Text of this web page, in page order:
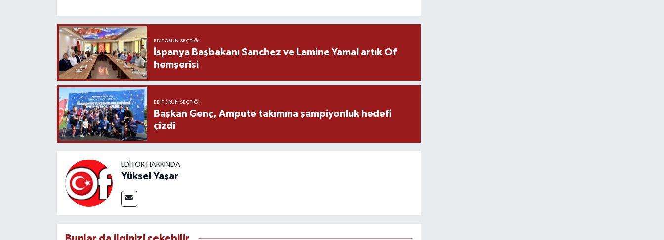
EDITÖRÜN SEÇTIĞI
İspanya Başbakanı Sanchez ve Lamine Yamal artık Of
hemşerisi
EDITÖRÜN SEÇTIĞI
Başkan Genç, Ampute takımına şampiyonluk hedefi
çizdi
EDITÖR HAKKINDA
Yüksel Yaşar